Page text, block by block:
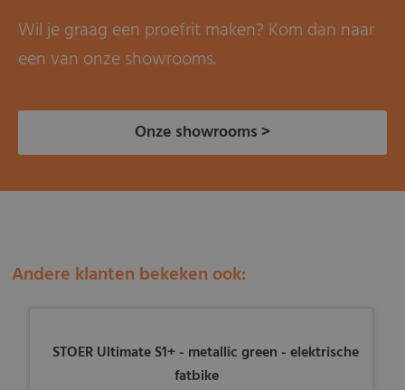
Wil je graag een proefrit maken? Kom dan naar
een van onze showrooms.
Onze showrooms >
Andere klanten bekeken ook:
STOER Ultimate S1+ - metallic green - elektrische
fatbike